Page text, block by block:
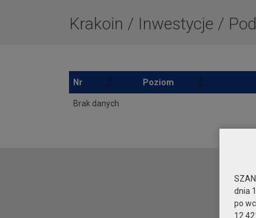
Krakoin / Inwestycje /
Nr Poziom
Brak danych
dnia
po
12